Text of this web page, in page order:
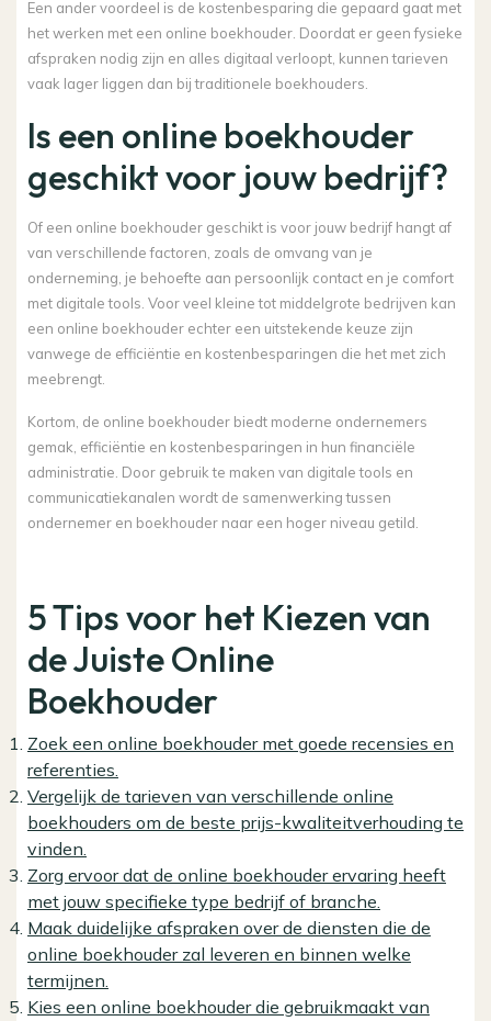
Een ander voordeel is de kostenbesparing die gepaard gaat met
het werken met een online boekhouder. Doordat er geen fysieke
afspraken nodig zijn en alles digitaal verloopt, kunnen tarieven
vaak lager liggen dan bij traditionele boekhouders.
Is een online boekhouder
geschikt voor jouw bedrijf?
Of een online boekhouder geschikt is voor jouw bedrijf hangt af
van verschillende factoren, zoals de omvang van je
onderneming, je behoefte aan persoonlijk contact en je comfort
met digitale tools. Voor veel kleine tot middelgrote bedrijven kan
een online boekhouder echter een uitstekende keuze zijn
vanwege de efficiëntie en kostenbesparingen die het met zich
meebrengt.
Kortom, de online boekhouder biedt moderne ondernemers
gemak, efficiëntie en kostenbesparingen in hun financiële
administratie. Door gebruik te maken van digitale tools en
communicatiekanalen wordt de samenwerking tussen
ondernemer en boekhouder naar een hoger niveau getild.
5 Tips voor het Kiezen van
de Juiste Online
Boekhouder
Zoek een online boekhouder met goede recensies en
referenties.
Vergelijk de tarieven van verschillende online
boekhouders om de beste prijs-kwaliteitverhouding te
vinden.
Zorg ervoor dat de online boekhouder ervaring heeft
met jouw specifieke type bedrijf of branche.
Maak duidelijke afspraken over de diensten die de
online boekhouder zal leveren en binnen welke
termijnen.
Kies een online boekhouder die gebruikmaakt van